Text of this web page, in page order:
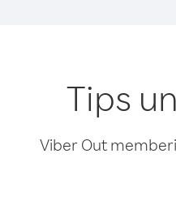
Tips
Viber Out